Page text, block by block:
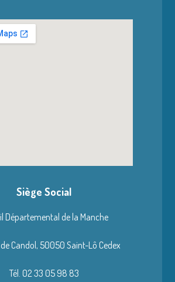
Siège Social
Départemental de la Manche
Candol, 50050 Saint-Lô Cedex
Tél. 02 33 05 98 83